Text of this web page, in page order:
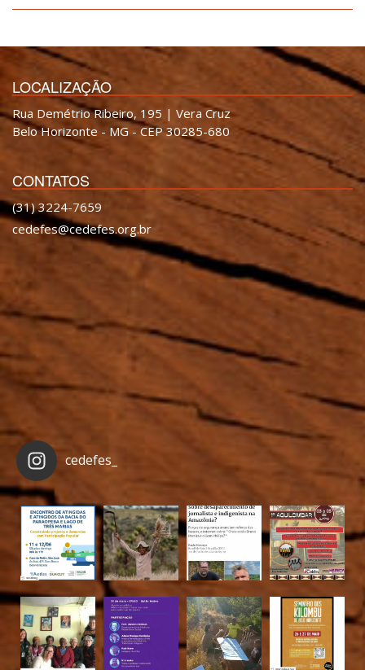
LOCALIZAÇÃO
Rua Demétrio Ribeiro, 195 | Vera Cruz
Belo Horizonte - MG - CEP 30285-680
CONTATOS
(31) 3224-7659
cedefes@cedefes.org.br
cedefes_